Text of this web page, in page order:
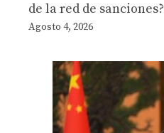
de la red de sanciones?
Agosto 4, 2026